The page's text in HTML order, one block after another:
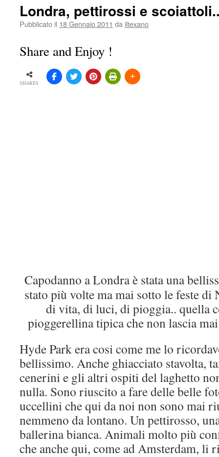
Londra, pettirossi e
Pubblicato il 18 Gennaio 2011 da iltexano
Share and Enjoy !
SHARES
Capodanno a Londra è stata una
stato più volte ma mai sotto le feste di
di vita, di luci, di pioggia.. quella
pioggerellina tipica che non lascia
Hyde Park era cosi come me lo
bellissimo. Anche ghiacciato stavolta,
cenerini e gli altri ospiti del laghetto
nulla. Sono riuscito a fare delle belle
uccellini che qui da noi non sono mai
nemmeno da lontano. Un pettirosso,
ballerina bianca. Animali molto più
che anche qui, come ad Amsterdam, li